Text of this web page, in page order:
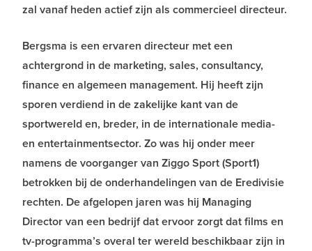
zal vanaf heden actief zijn als commercieel directeur.
Bergsma is een ervaren directeur met een
achtergrond in de marketing, sales, consultancy,
finance en algemeen management. Hij heeft zijn
sporen verdiend in de zakelijke kant van de
sportwereld en, breder, in de internationale media-
en entertainmentsector. Zo was hij onder meer
namens de voorganger van Ziggo Sport (Sport1)
betrokken bij de onderhandelingen van de Eredivisie
rechten. De afgelopen jaren was hij Managing
Director van een bedrijf dat ervoor zorgt dat films en
tv-programma’s overal ter wereld beschikbaar zijn in